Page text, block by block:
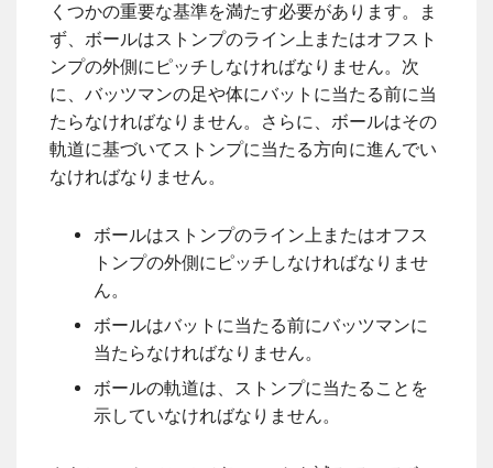
くつかの重要な基準を満たす必要があります。ま
ず、ボールはストンプのライン上またはオフスト
ンプの外側にピッチしなければなりません。次
に、バッツマンの足や体にバットに当たる前に当
たらなければなりません。さらに、ボールはその
軌道に基づいてストンプに当たる方向に進んでい
なければなりません。
ボールはストンプのライン上またはオフス
トンプの外側にピッチしなければなりませ
ん。
ボールはバットに当たる前にバッツマンに
当たらなければなりません。
ボールの軌道は、ストンプに当たることを
示していなければなりません。